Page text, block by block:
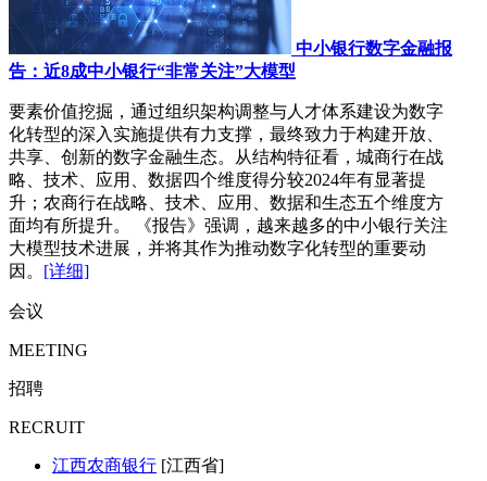
中小银行数字金融报
告：近8成中小银行“非常关注”大模型
要素价值挖掘，通过组织架构调整与人才体系建设为数字
化转型的深入实施提供有力支撑，最终致力于构建开放、
共享、创新的数字金融生态。从结构特征看，城商行在战
略、技术、应用、数据四个维度得分较2024年有显著提
升；农商行在战略、技术、应用、数据和生态五个维度方
面均有所提升。 《报告》强调，越来越多的中小银行关注
大模型技术进展，并将其作为推动数字化转型的重要动
因。 [详细]
会议
MEETING
招聘
RECRUIT
江西农商银行 [江西省]